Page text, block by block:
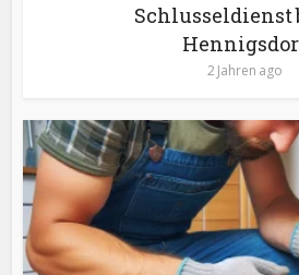
Schlusseldienst
2 Jahren ago